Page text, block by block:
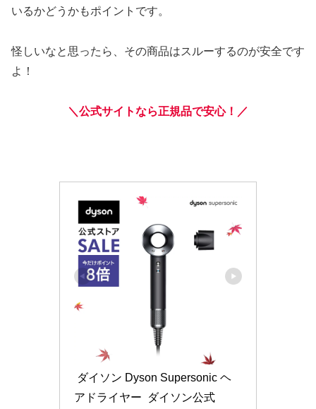
いるかどうかもポイントです。
怪しいなと思ったら、その商品はスルーするのが安全です
よ！
＼公式サイトなら正規品で安心！／
アドライヤー  ダイソン公式